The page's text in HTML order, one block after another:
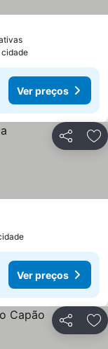
cidade
Ver preços
Partilhar
Ver preços
Partilhar